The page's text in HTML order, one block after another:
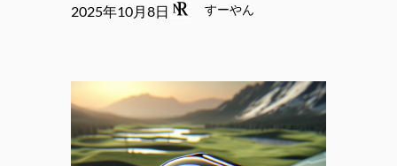
2025年10月8日 すーやん